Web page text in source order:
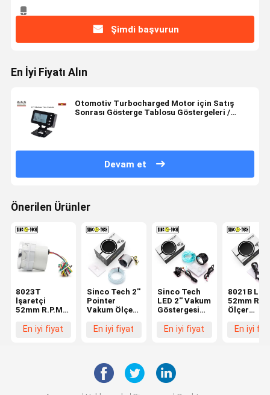
Şimdi başvurun
En İyi Fiyatı Alın
Otomotiv Turbocharged Motor için Satış
Sonrası Gösterge Tablosu Göstergeleri /
Devam et
Önerilen Ürünler
8023T
İşaretçi
52mm R.P.M
Kilometre
En iyi fiyat
Sinco Tech 2''
Pointer
Vakum Ölçer
Mobil Araba
En iyi fiyat
Sinco Tech
LED 2'' Vakum
Göstergesi
Metre 6113B
En iyi fiyat
8021B LED
52mm
Ölçer
Otomatik
En iyi